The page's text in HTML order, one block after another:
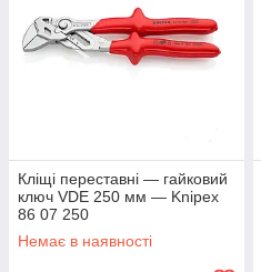
Кліщі переставні — гайковий
ключ VDE 250 мм — Knipex
86 07 250
Немає в наявності